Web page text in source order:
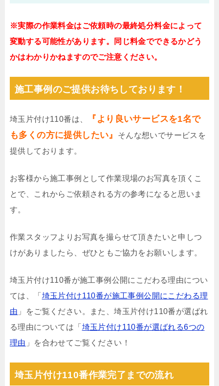
※実際の作業料金はご依頼時の最終処分料金によって
変動する可能性があります。同じ料金でできるかどう
かはわかりかねますのでご注意ください。
施工事例のご提供お待ちしております！
埼玉片付け110番は、
『より良いサービスを1名で
も多くの方に提供したい』
そんな想いでサービスを
提供しております。
お客様から施工事例として作業現場のお写真を頂くこ
とで、これからご依頼される方の参考になると思いま
す。
作業スタッフよりお写真を撮らせて頂きたいと申しつ
けがありましたら、ぜひともご協力をお願いします。
埼玉片付け110番が施工事例公開にこだわる理由につい
ては、「 埼玉片付け110番が施工事例公開にこだわる理
由 」をご覧ください。また、埼玉片付け110番が選ばれ
る理由については「 埼玉片付け110番が選ばれる6つの
理由 」を合わせてご覧ください！
埼玉片付け110番作業完了までの流れ